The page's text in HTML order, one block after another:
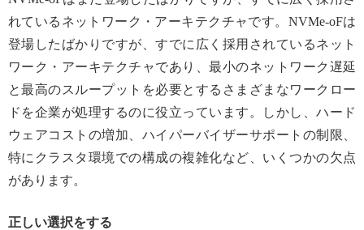
れているネットワーク・アーキテクチャです。NVMe-oFは
登場したばかりですが、すでに広く採用されているネット
ワーク・アーキテクチャであり、最小のネットワーク遅延
と最高のスループットを必要とするさまざまなワークロー
ドを企業が処理するのに役立っています。しかし、ハード
ウェアコストの増加、ハイパーバイザーサポートの制限、
特にクラスタ環境での構成の複雑化など、いくつかの欠点
があります。
正しい選択をする